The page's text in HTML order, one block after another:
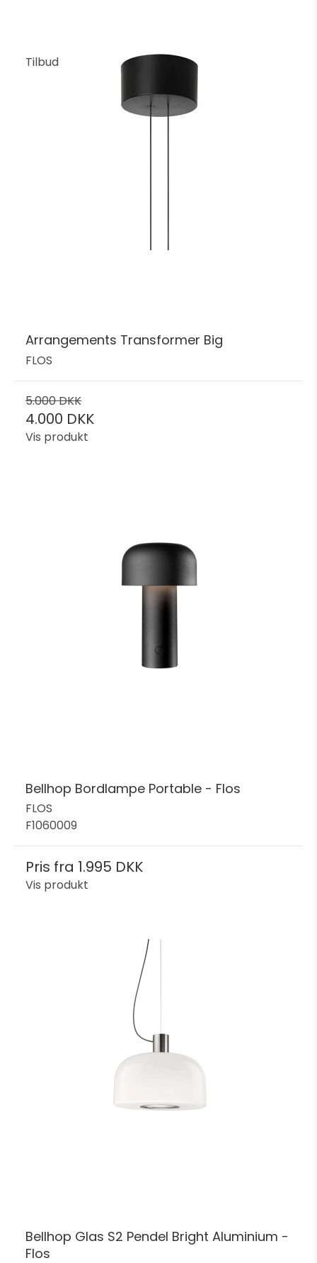
Tilbud
Arrangements Transformer Big
FLOS
5.000 DKK
4.000 DKK
Vis produkt
Bellhop Bordlampe Portable - Flos
FLOS
F1060009
Pris fra 1.995 DKK
Vis produkt
Bellhop Glas S2 Pendel Bright Aluminium -
Flos